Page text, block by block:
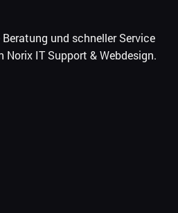
und schneller Service
Norix IT Support & Webdesign.